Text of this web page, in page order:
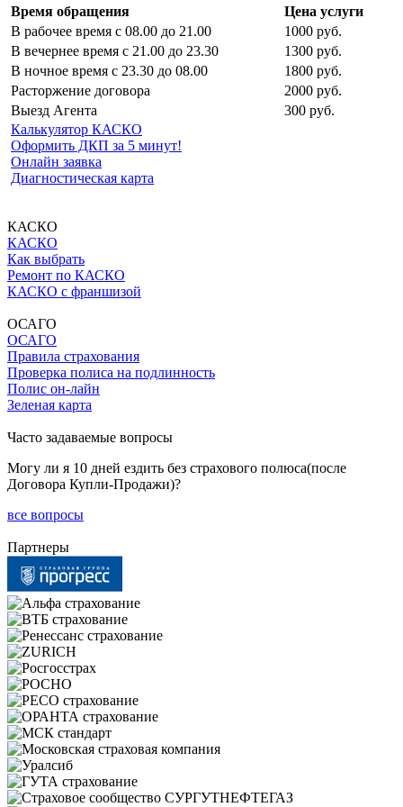
Время обращения
Цена услуги
В рабочее время с 08.00 до 21.00
1000 руб.
В вечернее время с 21.00 до 23.30
1300 руб.
В ночное время с 23.30 до 08.00
1800 руб.
Расторжение договора
2000 руб.
Выезд Агента
300 руб.
Калькулятор КАСКО
Оформить ДКП за 5 минут!
Онлайн заявка
Диагностическая карта
КАСКО
КАСКО
Как выбрать
Ремонт по КАСКО
КАСКО с франшизой
ОСАГО
ОСАГО
Правила страхования
Проверка полиса на подлинность
Полис он-лайн
Зеленая карта
Часто задаваемые вопросы
Могу ли я 10 дней ездить без страхового полюса(после
Договора Купли-Продажи)?
все вопросы
Партнеры